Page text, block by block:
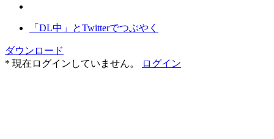
「DL中」とTwitterでつぶやく
ダウンロード
* 現在ログインしていません。
ログイン